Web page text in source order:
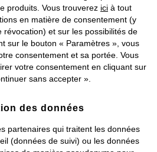
Tous droits réservés.
Français
produits. Vous trouverez ici à tout
en matière de consentement (y
révocation) et sur les possibilités de
sur le bouton « Paramètres », vous
consentement et sa portée. Vous
votre consentement en cliquant sur
sans accepter ».
des données
partenaires qui traitent les données
(données de suivi) ou les données